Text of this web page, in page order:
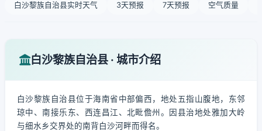
白沙黎族自治县实时天气 3天预报 7天预报 空气质量
白沙黎族自治县 · 城市介绍
白沙黎族自治县位于海南省中部偏西，地处五指山腹地，东邻
琼中、南接乐东、西连昌江、北毗儋州。因县治地处雅加大岭
与细水乡交界处的南背白沙河畔而得名。